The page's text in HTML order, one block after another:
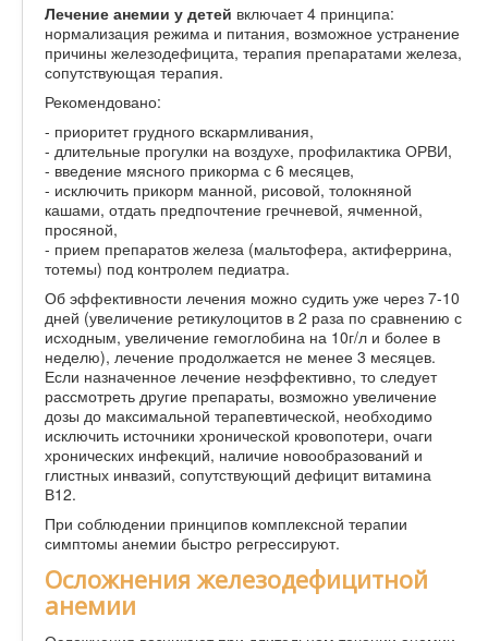
Лечение анемии у детей включает 4 принципа:
нормализация режима и питания, возможное устранение
причины железодефицита, терапия препаратами железа,
сопутствующая терапия.
Рекомендовано:
- приоритет грудного вскармливания,
- длительные прогулки на воздухе, профилактика ОРВИ,
- введение мясного прикорма с 6 месяцев,
- исключить прикорм манной, рисовой, толокняной
кашами, отдать предпочтение гречневой, ячменной,
просяной,
- прием препаратов железа (мальтофера, актиферрина,
тотемы) под контролем педиатра.
Об эффективности лечения можно судить уже через 7-10
дней (увеличение ретикулоцитов в 2 раза по сравнению с
исходным, увеличение гемоглобина на 10г/л и более в
неделю), лечение продолжается не менее 3 месяцев.
Если назначенное лечение неэффективно, то следует
рассмотреть другие препараты, возможно увеличение
дозы до максимальной терапевтической, необходимо
исключить источники хронической кровопотери, очаги
хронических инфекций, наличие новообразований и
глистных инвазий, сопутствующий дефицит витамина
В12.
При соблюдении принципов комплексной терапии
симптомы анемии быстро регрессируют.
Осложнения железодефицитной
анемии